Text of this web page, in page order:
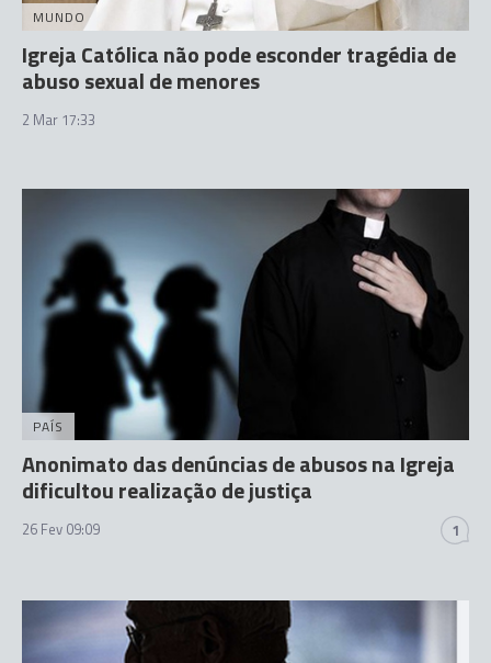
MUNDO
Igreja Católica não pode esconder tragédia de
abuso sexual de menores
2 Mar 17:33
PAÍS
Anonimato das denúncias de abusos na Igreja
dificultou realização de justiça
26 Fev 09:09 1